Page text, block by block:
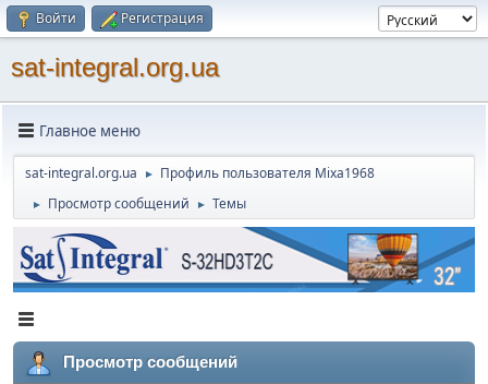
Войти Регистрация
sat-integral.org.ua
Главное меню
sat-integral.org.ua ► Профиль пользователя Mixa1968
► Просмотр сообщений ► Темы
Просмотр сообщений